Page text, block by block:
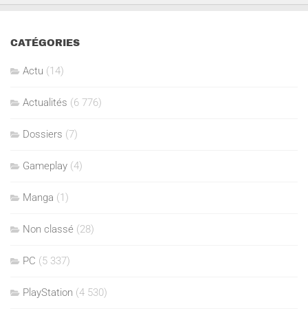
CATÉGORIES
Actu (14)
Actualités (6 776)
Dossiers (7)
Gameplay (4)
Manga (1)
Non classé (28)
PC (5 337)
PlayStation (4 530)